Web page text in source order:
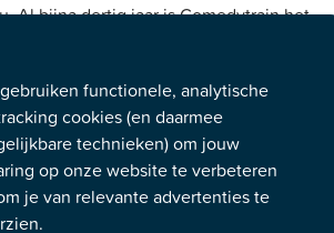
Al bijna dertig jaar is Comedytrain het
Toomler, wordt talent een podium
in hun comedycarrière. Of
door nieuwe talenten bij het
over alles wat binnen de club met
up show weet je van te voren niet wie
functionele, analytische
cookies (en daarmee
technieken) om jouw
op onze website te verbeteren
je van relevante advertenties te